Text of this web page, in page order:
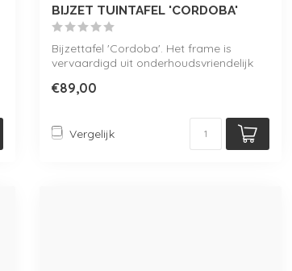
BIJZET TUINTAFEL 'CORDOBA'
Bijzettafel 'Cordoba'. Het frame is
vervaardigd uit onderhoudsvriendelijk
€89,00
Vergelijk